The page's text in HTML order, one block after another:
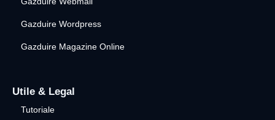
Gazduire Wordpress
Gazduire Magazine Online
Utile & Legal
Tutoriale